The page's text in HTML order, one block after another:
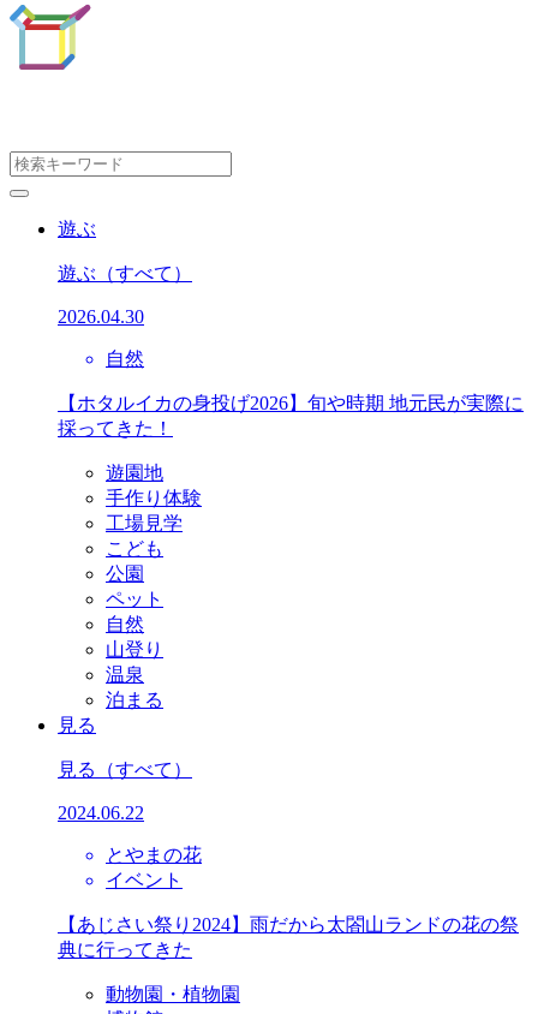
遊ぶ
遊ぶ （すべて）
2026.04.30
自然
【ホタルイカの身投げ2026】旬や時期 地元民が実際に
採ってきた！
遊園地
手作り体験
工場見学
こども
公園
ペット
自然
山登り
温泉
泊まる
見る
見る （すべて）
2024.06.22
とやまの花
イベント
【あじさい祭り2024】雨だから太閤山ランドの花の祭
典に行ってきた
動物園・植物園